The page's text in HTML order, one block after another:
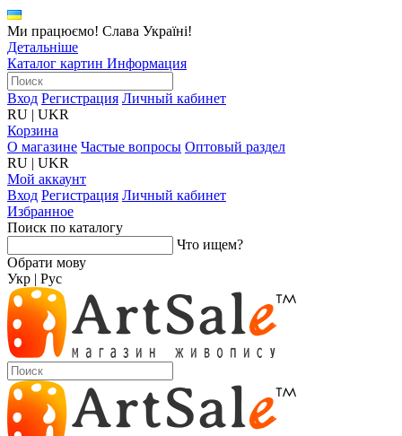
Ми працюємо! Слава Україні!
Детальніше
Каталог картин Информация
Вход Регистрация Личный кабинет
RU | UKR
Корзина
О магазине Частые вопросы Оптовый раздел
RU | UKR
Мой аккаунт
Вход Регистрация Личный кабинет
Избранное
Поиск по каталогу
Что ищем?
Обрати мову
Укр | Рус